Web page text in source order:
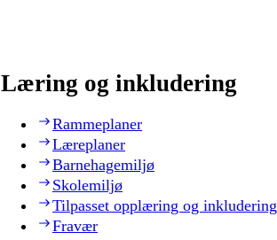
Læring og inkludering
Rammeplaner
Læreplaner
Barnehagemiljø
Skolemiljø
Tilpasset opplæring og inkludering
Fravær